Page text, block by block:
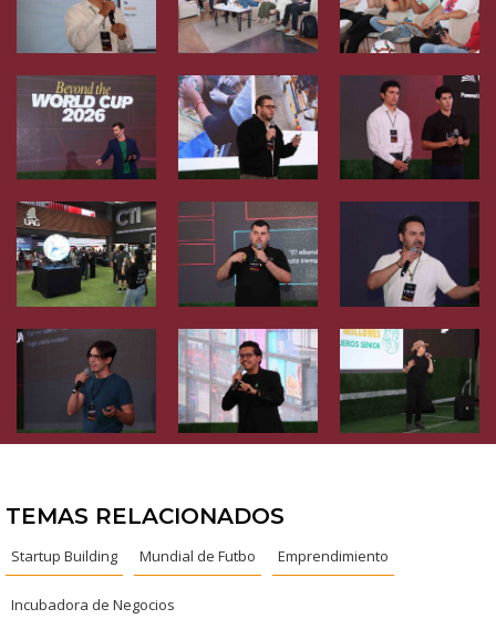
TEMAS RELACIONADOS
Startup Building Mundial de Futbo Emprendimiento
Incubadora de Negocios